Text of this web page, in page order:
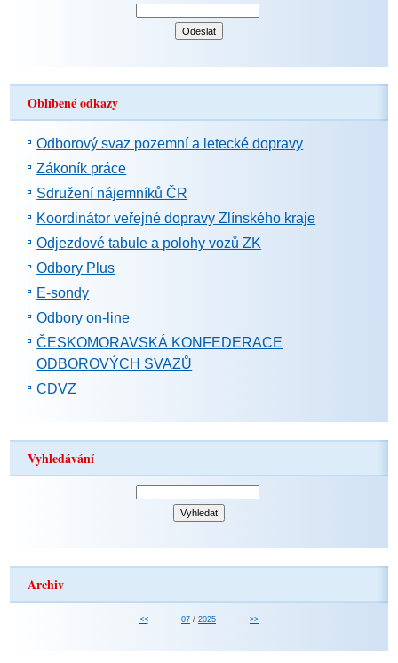
Oblíbené odkazy
Odborový svaz pozemní a letecké dopravy
Zákoník práce
Sdružení nájemníků ČR
Koordinátor veřejné dopravy Zlínského kraje
Odjezdové tabule a polohy vozů ZK
Odbory Plus
E-sondy
Odbory on-line
ČESKOMORAVSKÁ KONFEDERACE
ODBOROVÝCH SVAZŮ
CDVZ
Vyhledávání
Archiv
<< 07 / 2025 >>